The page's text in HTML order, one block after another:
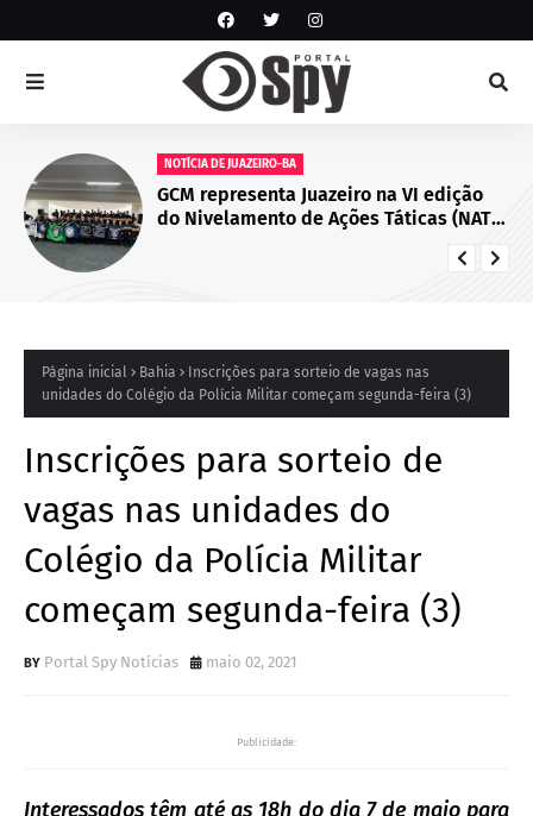
NOTÍCIA DE JUAZEIRO-BA
GCM representa Juazeiro na VI edição
do Nivelamento de Ações Táticas (NAT-
Página inicial Bahia
Inscrições para sorteio de vagas nas
unidades do Colégio da Polícia Militar começam segunda-feira (3)
Inscrições para sorteio de
vagas nas unidades do
Colégio da Polícia Militar
começam segunda-feira (3)
Portal Spy Notícias maio 02, 2021
Publicidade:
Interessados têm até as 18h do dia 7 de maio para